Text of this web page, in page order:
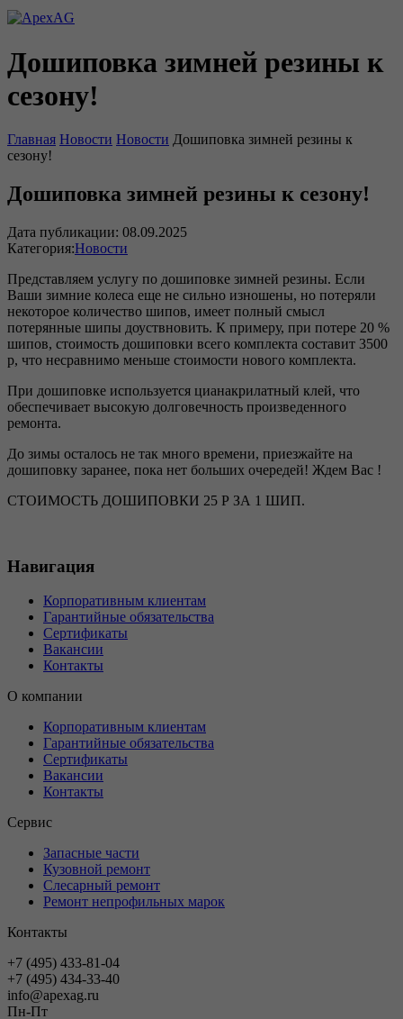
Дошиповка зимней резины к
сезону!
Главная Новости Новости Дошиповка зимней резины к
сезону!
Дошиповка зимней резины к сезону!
Дата публикации: 08.09.2025
Категория:Новости
Представляем услугу по дошиповке зимней резины. Если
Ваши зимние колеса еще не сильно изношены, но потеряли
некоторое количество шипов, имеет полный смысл
потерянные шипы доуствновить. К примеру, при потере 20 %
шипов, стоимость дошиповки всего комплекта составит 3500
р, что несравнимо меньше стоимости нового комплекта.
При дошиповке используется цианакрилатный клей, что
обеспечивает высокую долговечность произведенного
ремонта.
До зимы осталось не так много времени, приезжайте на
дошиповку заранее, пока нет больших очередей! Ждем Вас !
СТОИМОСТЬ ДОШИПОВКИ 25 Р ЗА 1 ШИП.
Навигация
Корпоративным клиентам
Гарантийные обязательства
Сертификаты
Вакансии
Контакты
О компании
Корпоративным клиентам
Гарантийные обязательства
Сертификаты
Вакансии
Контакты
Сервис
Запасные части
Кузовной ремонт
Слесарный ремонт
Ремонт непрофильных марок
Контакты
+7 (495) 433-81-04
+7 (495) 434-33-40
info@apexag.ru
Пн-Пт